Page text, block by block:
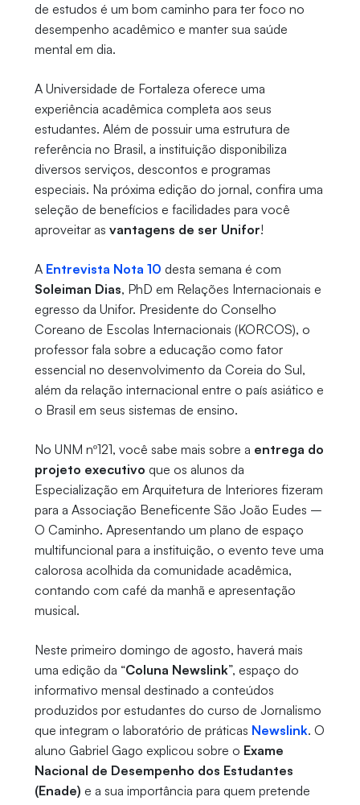
de estudos é um bom caminho para ter foco no
desempenho acadêmico e manter sua saúde
mental em dia.
A Universidade de Fortaleza oferece uma
experiência acadêmica completa aos seus
estudantes. Além de possuir uma estrutura de
referência no Brasil, a instituição disponibiliza
diversos serviços, descontos e programas
especiais. Na próxima edição do jornal, confira uma
seleção de benefícios e facilidades para você
aproveitar as vantagens de ser Unifor!
A Entrevista Nota 10 desta semana é com
Soleiman Dias, PhD em Relações Internacionais e
egresso da Unifor. Presidente do Conselho
Coreano de Escolas Internacionais (KORCOS), o
professor fala sobre a educação como fator
essencial no desenvolvimento da Coreia do Sul,
além da relação internacional entre o país asiático e
o Brasil em seus sistemas de ensino.
No UNM nº121, você sabe mais sobre a entrega do
projeto executivo que os alunos da
Especialização em Arquitetura de Interiores fizeram
para a Associação Beneficente São João Eudes –
O Caminho. Apresentando um plano de espaço
multifuncional para a instituição, o evento teve uma
calorosa acolhida da comunidade acadêmica,
contando com café da manhã e apresentação
musical.
Neste primeiro domingo de agosto, haverá mais
uma edição da “Coluna Newslink”, espaço do
informativo mensal destinado a conteúdos
produzidos por estudantes do curso de Jornalismo
que integram o laboratório de práticas Newslink. O
aluno Gabriel Gago explicou sobre o Exame
Nacional de Desempenho dos Estudantes
(Enade) e a sua importância para quem pretende